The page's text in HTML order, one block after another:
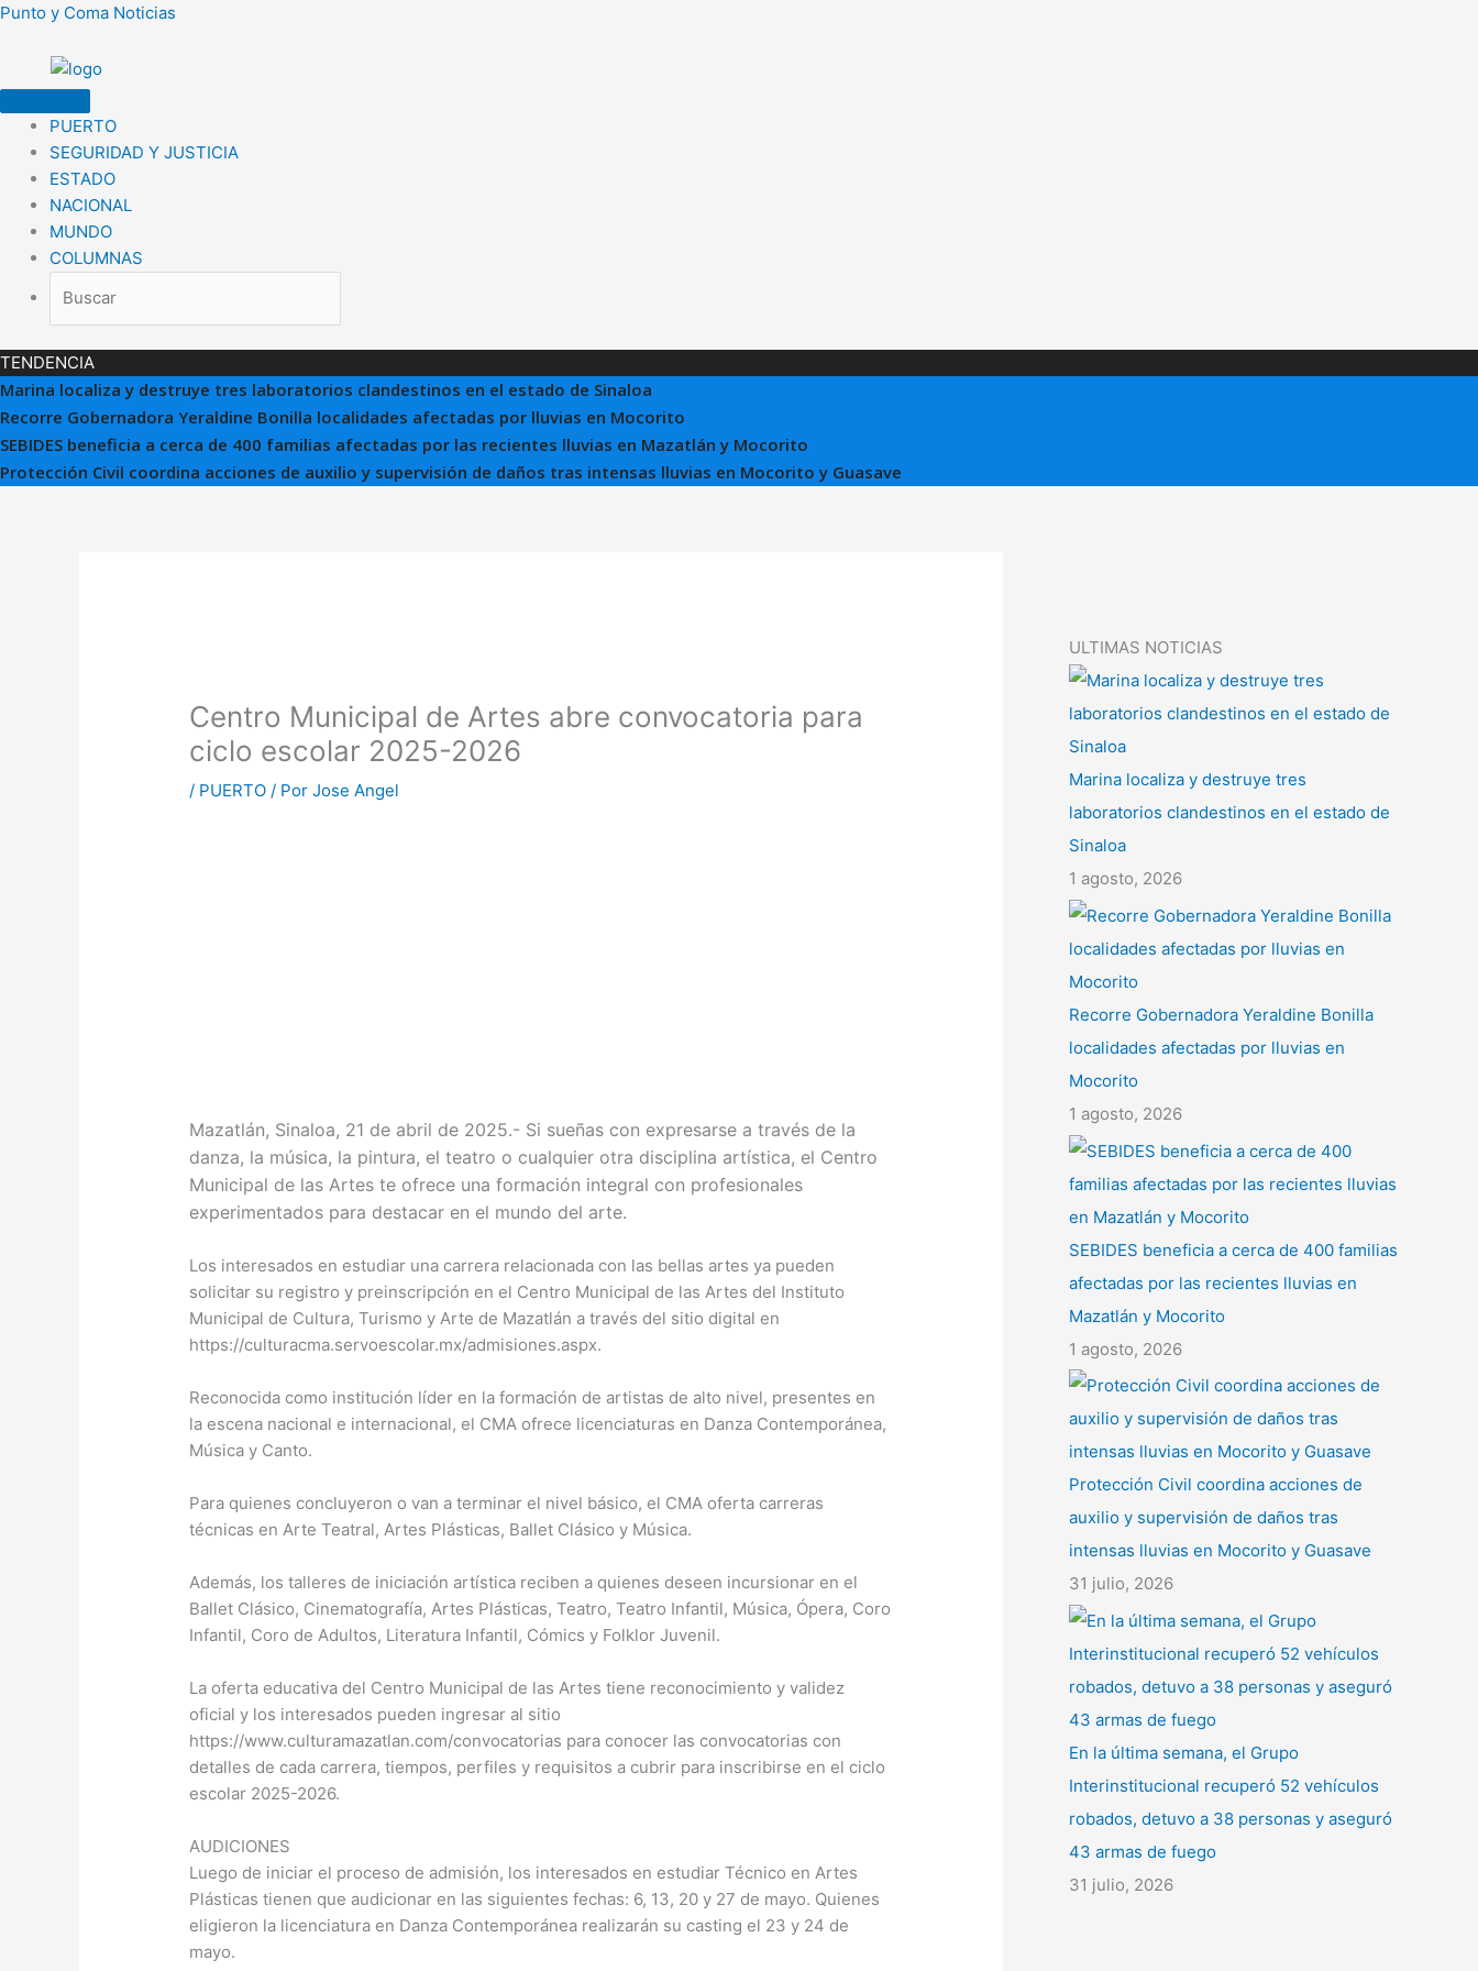
Ir
contenido
Punto y Coma Noticias
PUERTO
SEGURIDAD Y JUSTICIA
ESTADO
NACIONAL
MUNDO
COLUMNAS
TENDENCIA
Marina localiza y destruye tres laboratorios clandestinos en el estado de Sinaloa
Recorre Gobernadora Yeraldine Bonilla localidades afectadas por lluvias en Mocorito
SEBIDES beneficia a cerca de 400 familias afectadas por las recientes lluvias en Mazatlán y Mocorito
Protección Civil coordina acciones de auxilio y supervisión de daños tras intensas lluvias en Mocorito y Guasave
Centro Municipal de Artes abre convocatoria para
ciclo escolar 2025-2026
/ PUERTO / PorJose Angel
Mazatlán, Sinaloa, 21 de abril de 2025.- Si sueñas con expresarse a través de la
danza, la música, la pintura, el teatro o cualquier otra disciplina artística, el Centro
Municipal de las Artes te ofrece una formación integral con profesionales
experimentados para destacar en el mundo del arte.
Los interesados en estudiar una carrera relacionada con las bellas artes ya pueden
solicitar su registro y preinscripción en el Centro Municipal de las Artes del Instituto
Municipal de Cultura, Turismo y Arte de Mazatlán a través del sitio digital en
https://culturacma.servoescolar.mx/admisiones.aspx.
Reconocida como institución líder en la formación de artistas de alto nivel, presentes en
la escena nacional e internacional, el CMA ofrece licenciaturas en Danza Contemporánea,
Música y Canto.
Para quienes concluyeron o van a terminar el nivel básico, el CMA oferta carreras
técnicas en Arte Teatral, Artes Plásticas, Ballet Clásico y Música.
Además, los talleres de iniciación artística reciben a quienes deseen incursionar en el
Ballet Clásico, Cinematografía, Artes Plásticas, Teatro, Teatro Infantil, Música, Ópera, Coro
Infantil, Coro de Adultos, Literatura Infantil, Cómics y Folklor Juvenil.
La oferta educativa del Centro Municipal de las Artes tiene reconocimiento y validez
oficial y los interesados pueden ingresar al sitio
https://www.culturamazatlan.com/convocatorias para conocer las convocatorias con
detalles de cada carrera, tiempos, perfiles y requisitos a cubrir para inscribirse en el ciclo
escolar 2025-2026.
AUDICIONES
Luego de iniciar el proceso de admisión, los interesados en estudiar Técnico en Artes
Plásticas tienen que audicionar en las siguientes fechas: 6, 13, 20 y 27 de mayo. Quienes
eligieron la licenciatura en Danza Contemporánea realizarán su casting el 23 y 24 de
mayo.
ULTIMAS NOTICIAS
Marina localiza y destruye tres
laboratorios clandestinos en el estado de
Sinaloa
1 agosto, 2026
Recorre Gobernadora Yeraldine Bonilla
localidades afectadas por lluvias en
Mocorito
1 agosto, 2026
SEBIDES beneficia a cerca de 400 familias
afectadas por las recientes lluvias en
Mazatlán y Mocorito
1 agosto, 2026
Protección Civil coordina acciones de
auxilio y supervisión de daños tras
intensas lluvias en Mocorito y Guasave
31 julio, 2026
En la última semana, el Grupo
Interinstitucional recuperó 52 vehículos
robados, detuvo a 38 personas y aseguró
43 armas de fuego
31 julio, 2026